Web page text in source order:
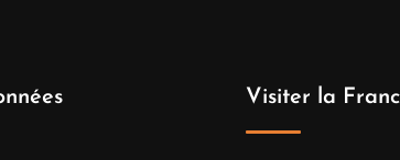
Visiter la